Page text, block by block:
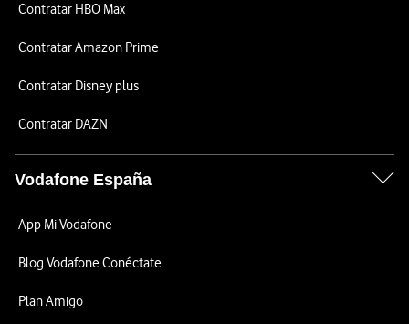
Contratar HBO Max
Contratar Amazon Prime
Contratar Disney plus
Contratar DAZN
Vodafone España
App Mi Vodafone
Blog Vodafone Conéctate
Plan Amigo